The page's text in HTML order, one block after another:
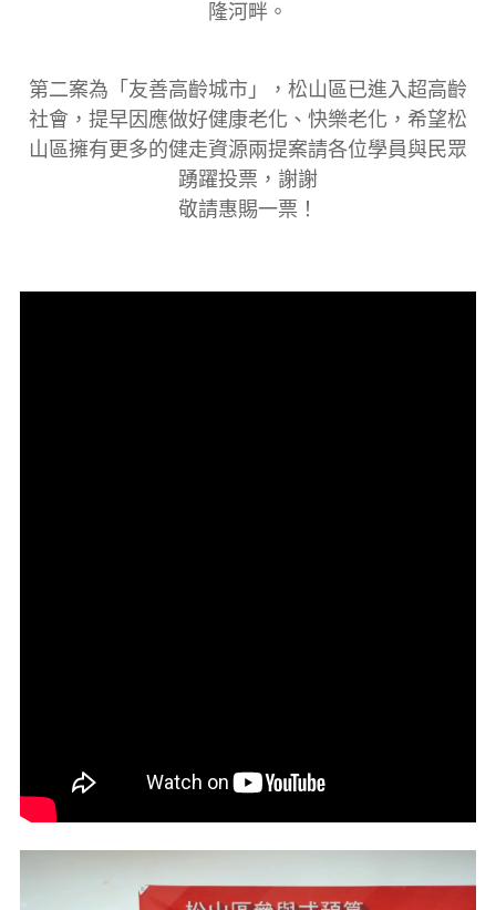
隆河畔。
第二案為「友善高齡城市」，松山區已進入超高齡
社會，提早因應做好健康老化、快樂老化，希望松
山區擁有更多的健走資源兩提案請各位學員與民眾
踴躍投票，謝謝
敬請惠賜一票！